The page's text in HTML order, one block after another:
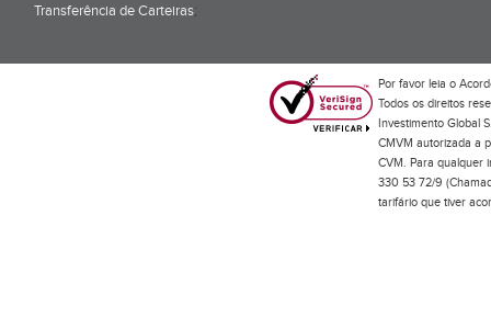
Transferência de Carteiras;
Por favor leia o
Todos os direitos
Investimento Global
CMVM autorizada a
CVM. Para qualquer
330 53 72/9
tarifário que tiver